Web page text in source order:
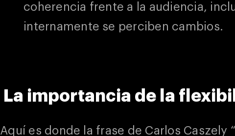
coherencia frente a la audiencia,
internamente se perciben cambios.
⁠La importancia de la
Aquí es donde la frase de Carlos Caszely